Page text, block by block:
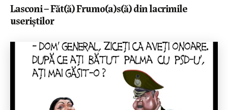
Lasconi – Făt(ă) Frumo(a)s(ă) din lacrimile
useriștilor